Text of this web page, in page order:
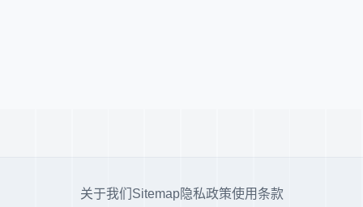
关于我们 Sitemap隐私政策使用条款